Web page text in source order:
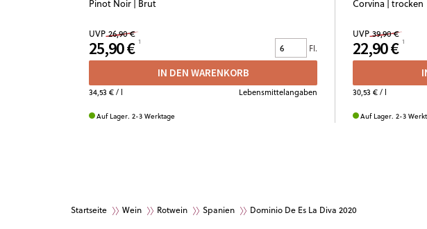
Pinot Noir | Brut
UVP 26,90 €
25,90 € Fl.
IN DEN WARENKORB
34,53 €/ l Lebensmittelangaben
Auf Lager. 2-3 Werktage
Corvina | trocken
UVP 39,90 €
22,90 €
30,53 €/ l
Auf Lager. 2-3
Startseite Wein Rotwein Spanien Dominio De Es La Diva 2020